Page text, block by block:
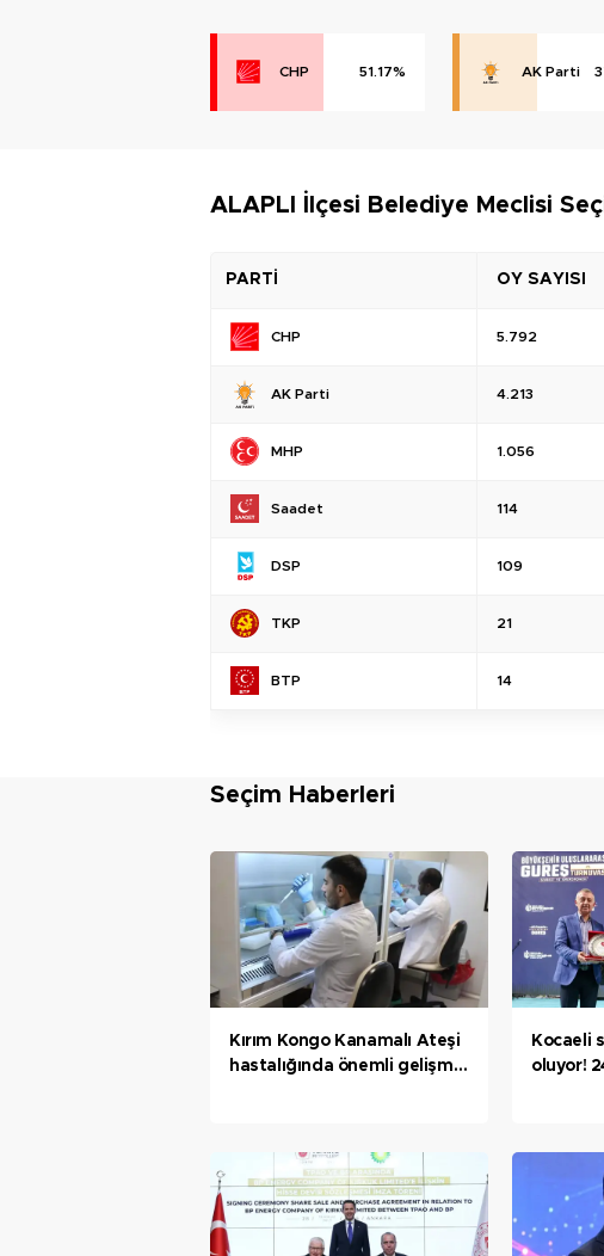
CHP 51.17% AK Parti
ALAPLI İlçesi Belediye Meclisi
PARTİ OY SAYISI
CHP 5.792
AK Parti 4.213
MHP 1.056
Saadet 114
DSP 109
TKP 21
BTP 14
Seçim Haberleri
Kırım Kongo Kanamalı Ateşi
hastalığında önemli gelişme;
Kocaeli
oluyor!